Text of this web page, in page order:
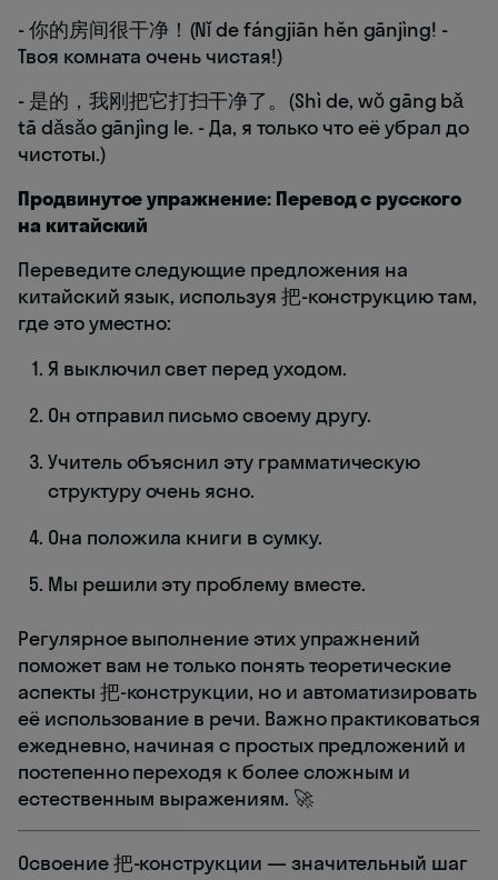
- 你的房间很干净！(Nǐ de fángjiān hěn gānjìng! -
Твоя комната очень чистая!)
- 是的，我刚把它打扫干净了。(Shì de, wǒ gāng bǎ
tā dǎsǎo gānjìng le. - Да, я только что её убрал до
чистоты.)
Продвинутое упражнение: Перевод с русского
на китайский
Переведите следующие предложения на
китайский язык, используя 把-конструкцию там,
где это уместно:
Я выключил свет перед уходом.
Он отправил письмо своему другу.
Учитель объяснил эту грамматическую
структуру очень ясно.
Она положила книги в сумку.
Мы решили эту проблему вместе.
Регулярное выполнение этих упражнений
поможет вам не только понять теоретические
аспекты 把-конструкции, но и автоматизировать
её использование в речи. Важно практиковаться
ежедневно, начиная с простых предложений и
постепенно переходя к более сложным и
естественным выражениям. 🚀
Освоение 把-конструкции — значительный шаг